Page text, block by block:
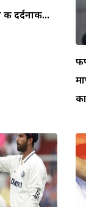
दर्दनाक...